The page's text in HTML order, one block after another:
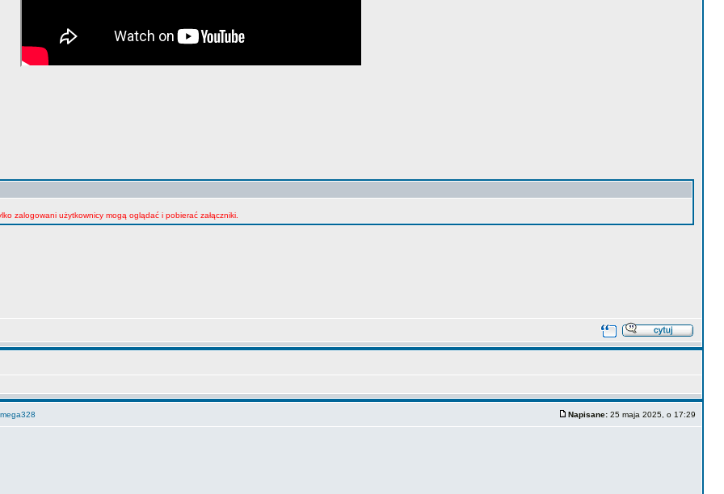
zalogowani użytkownicy mogą oglądać i pobierać załączniki.
Napisane: 25 maja 2025, o 17:29